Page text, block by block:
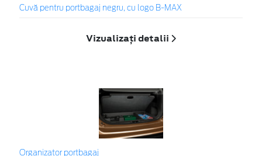
Cuvă pentru portbagaj negru, cu logo B-MAX
Vizualizați detalii
Organizator portbagaj